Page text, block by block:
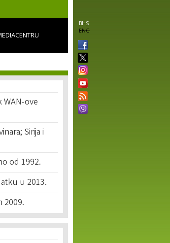
BHS
ENG
ove
Sirija i
od 1992.
u 2013.
2009.